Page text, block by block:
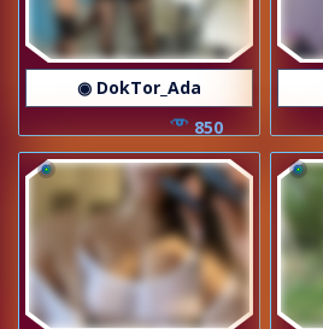
◉ DokTor_Ada
850